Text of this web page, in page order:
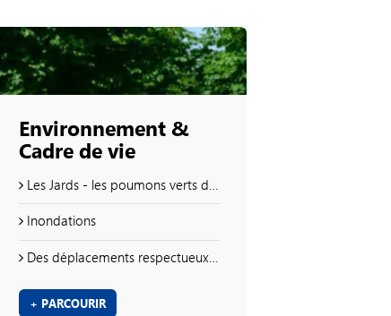
Environnement &
Cadre de vie
Les Jards - les poumons verts de la ville
Inondations
Des déplacements respectueux de tous
+ PARCOURIR